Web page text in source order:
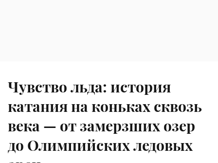
Чувство льда: история
катания на коньках сквозь
века — от замерзших озер
до Олимпийских ледовых